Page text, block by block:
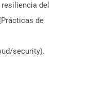
del
de
security).